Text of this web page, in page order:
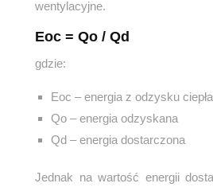
wentylacyjne.
Eoc = Qo / Qd
gdzie:
Eoc – energia z odzysku ciepła
Qo – energia odzyskana
Qd – energia dostarczona
Jednak na wartość energii